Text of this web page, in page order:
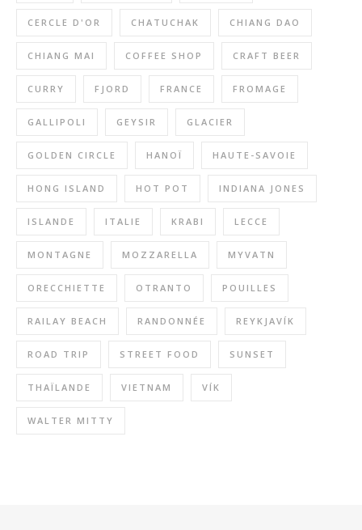
CERCLE D'OR CHATUCHAK CHIANG DAO
CHIANG MAI COFFEE SHOP CRAFT BEER
CURRY FJORD FRANCE FROMAGE
GALLIPOLI GEYSIR GLACIER
GOLDEN CIRCLE HANOÏ HAUTE-SAVOIE
HONG ISLAND HOT POT INDIANA JONES
ISLANDE ITALIE KRABI LECCE
MONTAGNE MOZZARELLA MYVATN
ORECCHIETTE OTRANTO POUILLES
RAILAY BEACH RANDONNÉE REYKJAVÍK
ROAD TRIP STREET FOOD SUNSET
THAÏLANDE VIETNAM VÍK
WALTER MITTY